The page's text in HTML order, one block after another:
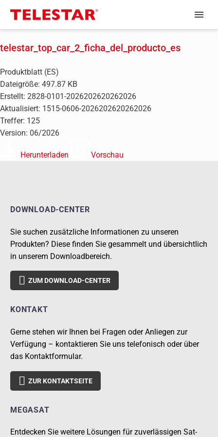
telestar_top_car_2_ficha_del_producto_es
Produktblatt (ES)
Dateigröße: 497.87 KB
Erstellt: 2828-0101-2026202620262026
Aktualisiert: 1515-0606-2026202620262026
Treffer: 125
Version: 06/2026
Herunterladen Vorschau
DOWNLOAD-CENTER
Sie suchen zusätzliche Informationen zu unseren
Produkten? Diese finden Sie gesammelt und übersichtlich
in unserem Downloadbereich.
 ZUM DOWNLOAD-CENTER
KONTAKT
Gerne stehen wir Ihnen bei Fragen oder Anliegen zur
Verfügung – kontaktieren Sie uns telefonisch oder über
das Kontaktformular.
 ZUR KONTAKTSEITE
MEGASAT
Entdecken Sie weitere Lösungen für zuverlässigen Sat-